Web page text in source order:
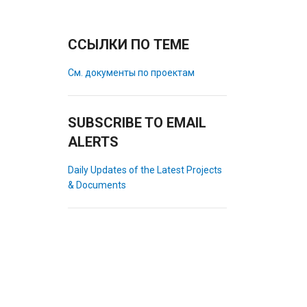
ССЫЛКИ ПО ТЕМЕ
См. документы по проектам
SUBSCRIBE TO EMAIL
ALERTS
Daily Updates of the Latest Projects
& Documents